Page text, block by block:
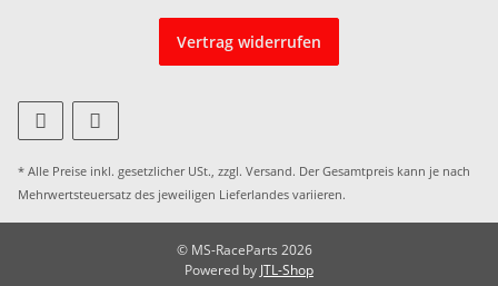
Vertrag widerrufen
* Alle Preise inkl. gesetzlicher USt., zzgl. Versand. Der Gesamtpreis kann je nach
Mehrwertsteuersatz des jeweiligen Lieferlandes variieren.
© MS-RaceParts 2026
Powered by JTL-Shop